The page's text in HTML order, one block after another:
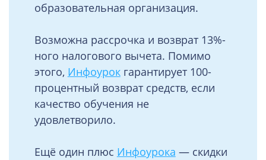
образовательная организация.
Возможна рассрочка и возврат 13%-
ного налогового вычета. Помимо
этого, Инфоурокгарантирует 100-
процентный возврат средств, если
качество обучения не
удовлетворило.
Ещё один плюс Инфоурока — скидки